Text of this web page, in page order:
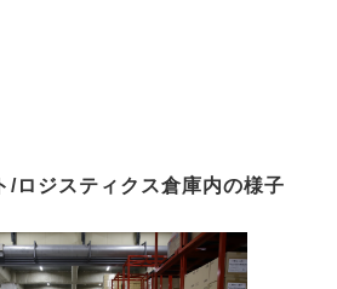
/ロジスティクス倉庫内の様子